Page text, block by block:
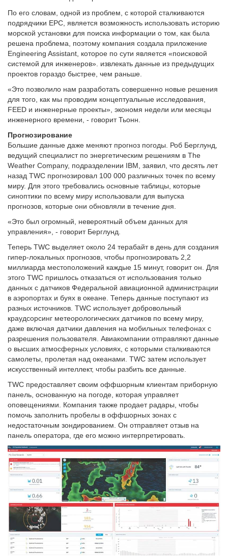
По его словам, одной из проблем, с которой сталкиваются
подрядчики EPC, является возможность использовать историю
морской установки для поиска информации о том, как была
решена проблема, поэтому компания создала приложение
Engineering Assistant, которое по сути является «поисковой
системой для инженеров». извлекать данные из предыдущих
проектов гораздо быстрее, чем раньше.
«Это позволило нам разработать совершенно новые решения
для того, как мы проводим концептуальные исследования,
FEED и инженерные проекты», экономя недели или месяцы
инженерного времени, - говорит Тьонн.
Прогнозирование
Большие данные даже меняют прогноз погоды. Роб Берглунд,
ведущий специалист по энергетическим решениям в The
Weather Company, подразделении IBM, заявил, что десять лет
назад TWC прогнозировал 100 000 различных точек по всему
миру. Для этого требовались основные таблицы, которые
синоптики по всему миру использовали для выпуска
прогнозов, которые они обновляли в течение дня.
«Это был огромный, невероятный объем данных для
управления», - говорит Берглунд.
Теперь TWC выделяет около 24 терабайт в день для создания
гипер-локальных прогнозов, чтобы прогнозировать 2,2
миллиарда местоположений каждые 15 минут, говорит он. Для
этого TWC пришлось отказаться от использования только
данных с датчиков Федеральной авиационной администрации
в аэропортах и буях в океане. Теперь данные поступают из
разных источников. TWC использует добровольный
краудсорсинг метеорологических датчиков по всему миру,
даже включая датчики давления на мобильных телефонах с
разрешения пользователя. Авиакомпании отправляют данные
о высших атмосферных условиях, с которыми сталкиваются
самолеты, пролетая над океанами. TWC затем использует
искусственный интеллект, чтобы разбить все данные.
TWC предоставляет своим оффшорным клиентам приборную
панель, основанную на погоде, которая управляет
оповещениями. Компания также продает радары, чтобы
помочь заполнить пробелы в оффшорных зонах с
недостаточным зондированием. Он отправляет отзыв на
панель оператора, где его можно интерпретировать.